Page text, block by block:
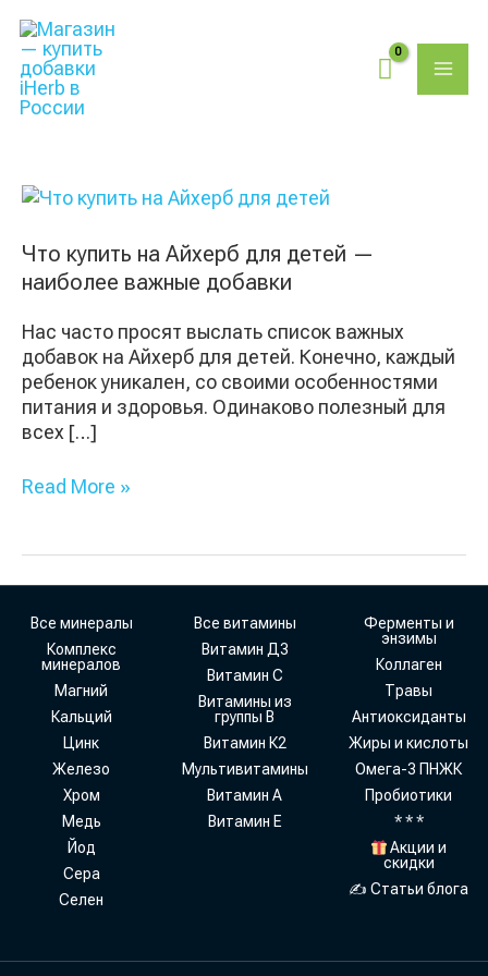
содержимому
Что купить на Айхерб для детей —
наиболее важные добавки
Нас часто просят выслать список важных
добавок на Айхерб для детей. Конечно, каждый
ребенок уникален, со своими особенностями
питания и здоровья. Одинаково полезный для
всех […]
Что
на
Айхерб
для
детей
—
наиболее
важные
добавки
Read More »
Все минералы
Комплекс
минералов
Магний
Кальций
Цинк
Железо
Хром
Медь
Йод
Сера
Селен
Все витамины
Витамин Д3
Витамин С
Витамины из
группы В
Витамин К2
Мультивитамины
Витамин А
Витамин Е
Ферменты и
энзимы
Коллаген
Травы
Антиоксиданты
Жиры и кислоты
Омега-3 ПНЖК
Пробиотики
* * *
Акции и
скидки
✍ Статьи блога
товаров